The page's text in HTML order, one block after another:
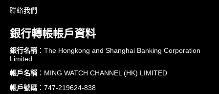
聯絡我們
銀行轉帳帳戶資料
銀行名稱：The Hongkong and Shanghai Banking Corporation
Limited
帳戶名稱：MING WATCH CHANNEL (HK) LIMITED
帳戶號碼 ：747-219624-838